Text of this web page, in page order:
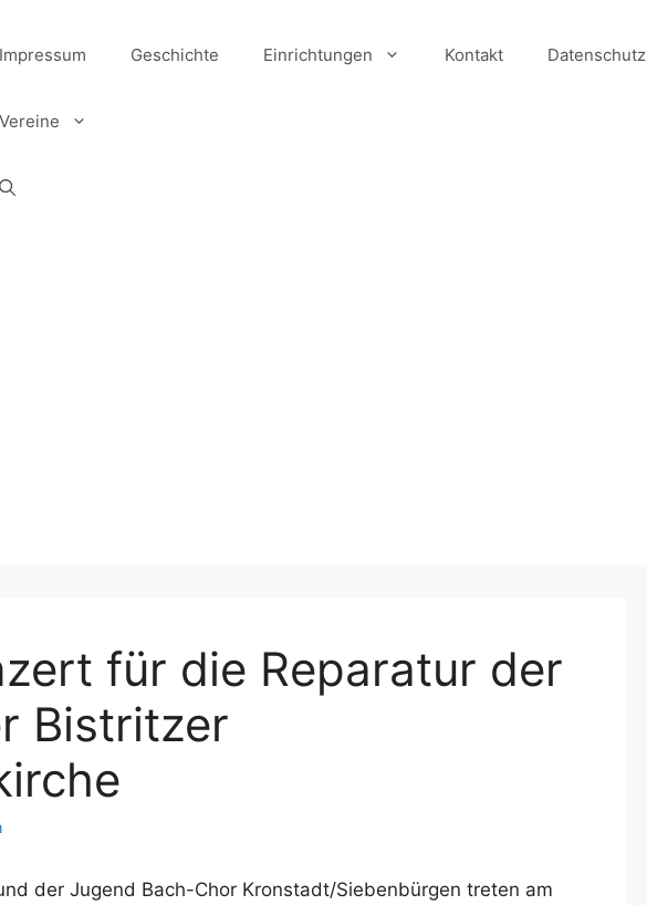
Impressum Geschichte Einrichtungen Kontakt Datenschutz
Vereine
für die Reparatur der
Bistritzer
der Jugend Bach-Chor Kronstadt/Siebenbürgen treten am